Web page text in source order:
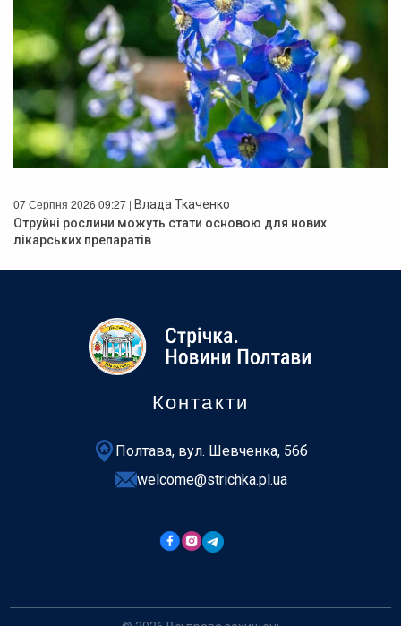
07 Серпня 2026 09:27 | Влада Ткаченко
Отруйні рослини можуть стати основою для нових
лікарських препаратів
Контакти
Полтава, вул. Шевченка, 56б
welcome@strichka.pl.ua